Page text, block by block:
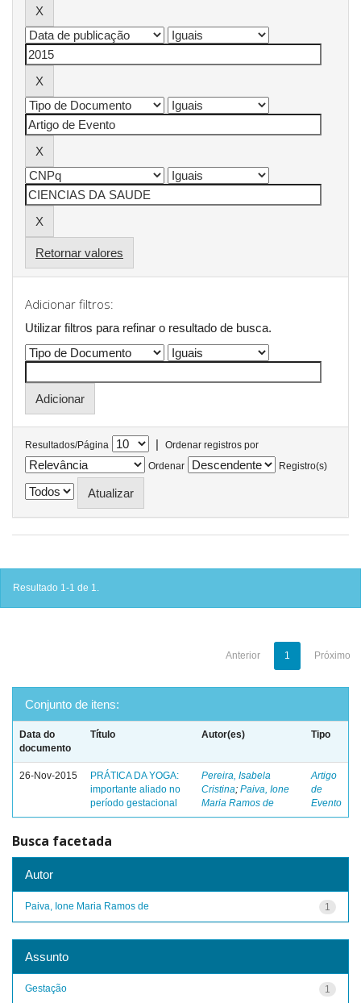
Retornar valores
Adicionar filtros:
Utilizar filtros para refinar o resultado de busca.
Resultados/Página |
Ordenar registros por
Ordenar
Registro(s)
Resultado 1-1 de 1.
Anterior 1 Próximo
Conjunto de itens:
Data do
documento
Título Autor(es) Tipo
26-Nov-2015
PRÁTICA DA YOGA:
importante aliado no
período gestacional
Pereira, Isabela
Cristina; Paiva, Ione
Maria Ramos de
Artigo
de
Evento
Busca facetada
Autor
1
Paiva, Ione Maria Ramos de
Assunto
1
Gestação